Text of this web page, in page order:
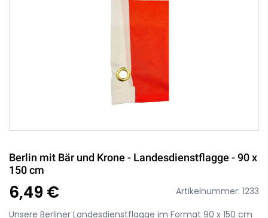
Berlin mit Bär und Krone - Landesdienstflagge - 90 x
150 cm
6,49 €
Artikelnummer: 1233
Unsere Berliner Landesdienstflagge im Format 90 x 150 cm